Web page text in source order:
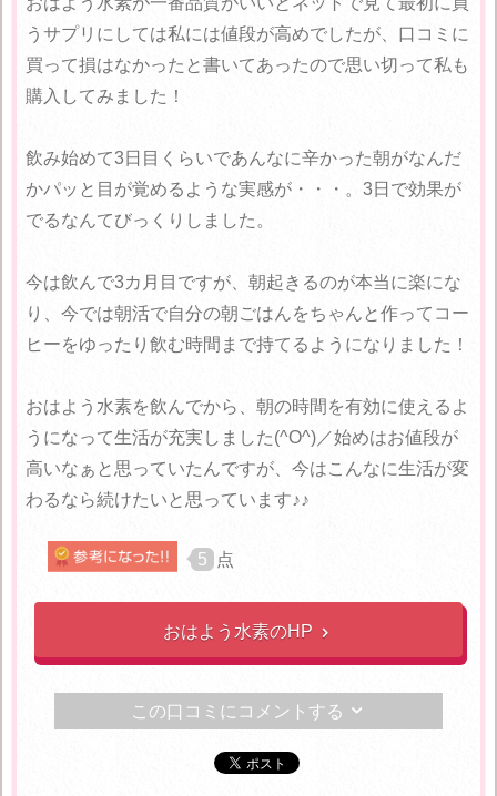
うサプリにしては私には値段が高めでしたが、口コミに
買って損はなかったと書いてあったので思い切って私も
購入してみました！
飲み始めて3日目くらいであんなに辛かった朝がなんだ
かパッと目が覚めるような実感が・・・。3日で効果が
でるなんてびっくりしました。
今は飲んで3カ月目ですが、朝起きるのが本当に楽にな
り、今では朝活で自分の朝ごはんをちゃんと作ってコー
ヒーをゆったり飲む時間まで持てるようになりました！
おはよう水素を飲んでから、朝の時間を有効に使えるよ
うになって生活が充実しました(^O^)／始めはお値段が
高いなぁと思っていたんですが、今はこんなに生活が変
わるなら続けたいと思っています♪♪
5 点
おはよう水素のHP 
この口コミにコメントする 